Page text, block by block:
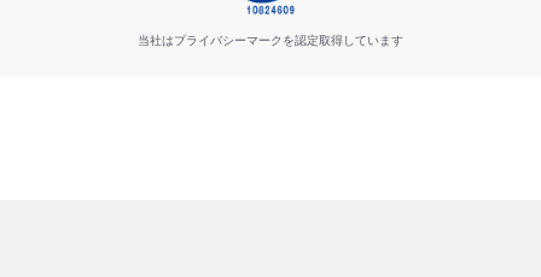
当社はプライバシーマークを認定取得しています